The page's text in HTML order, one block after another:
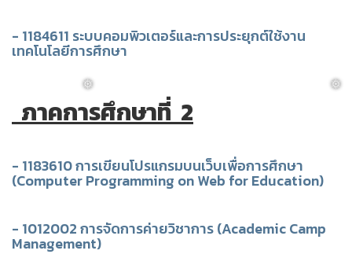
- 1184611 ระบบคอมพิวเตอร์และการประยุกต์ใช้งาน
เทคโนโลยีการศึกษา
ภาคการศึกษาที่ 2
- 1183610 การเขียนโปรแกรมบนเว็บเพื่อการศึกษา
(Computer Programming on Web for Education)
- 1012002 การจัดการค่ายวิชาการ (Academic Camp
Management)